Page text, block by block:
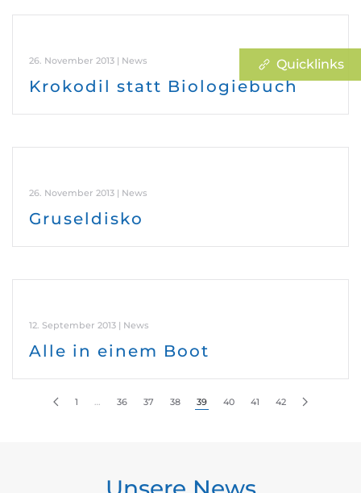
26. November 2013 | News
Krokodil statt Biologiebuch
26. November 2013 | News
Gruseldisko
12. September 2013 | News
Alle in einem Boot
1 36 37 38 39 40 41 42
Quicklinks